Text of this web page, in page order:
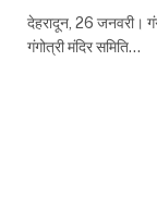
देहरादून, 26 जनवरी।
गंगोत्री मंदिर समिति…